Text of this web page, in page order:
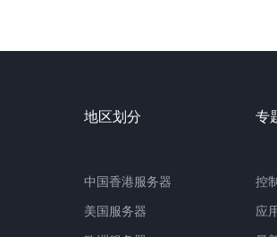
地区划分
中国香港服务器
美国服务器
专
控
应